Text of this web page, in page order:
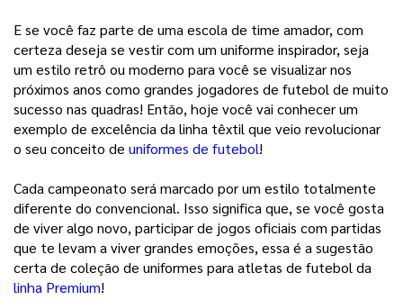
E se você faz parte de uma escola de time amador, com
certeza deseja se vestir com um uniforme inspirador, seja
um estilo retrô ou moderno para você se visualizar nos
próximos anos como grandes jogadores de futebol de muito
sucesso nas quadras! Então, hoje você vai conhecer um
exemplo de excelência da linha têxtil que veio revolucionar
o seu conceito de uniformes de futebol!
Cada campeonato será marcado por um estilo totalmente
diferente do convencional. Isso significa que, se você gosta
de viver algo novo, participar de jogos oficiais com partidas
que te levam a viver grandes emoções, essa é a sugestão
certa de coleção de uniformes para atletas de futebol da
linha Premium!